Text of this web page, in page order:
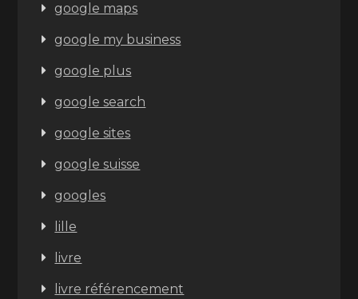
google maps
google my business
google plus
google search
google sites
google suisse
googles
lille
livre
livre référencement